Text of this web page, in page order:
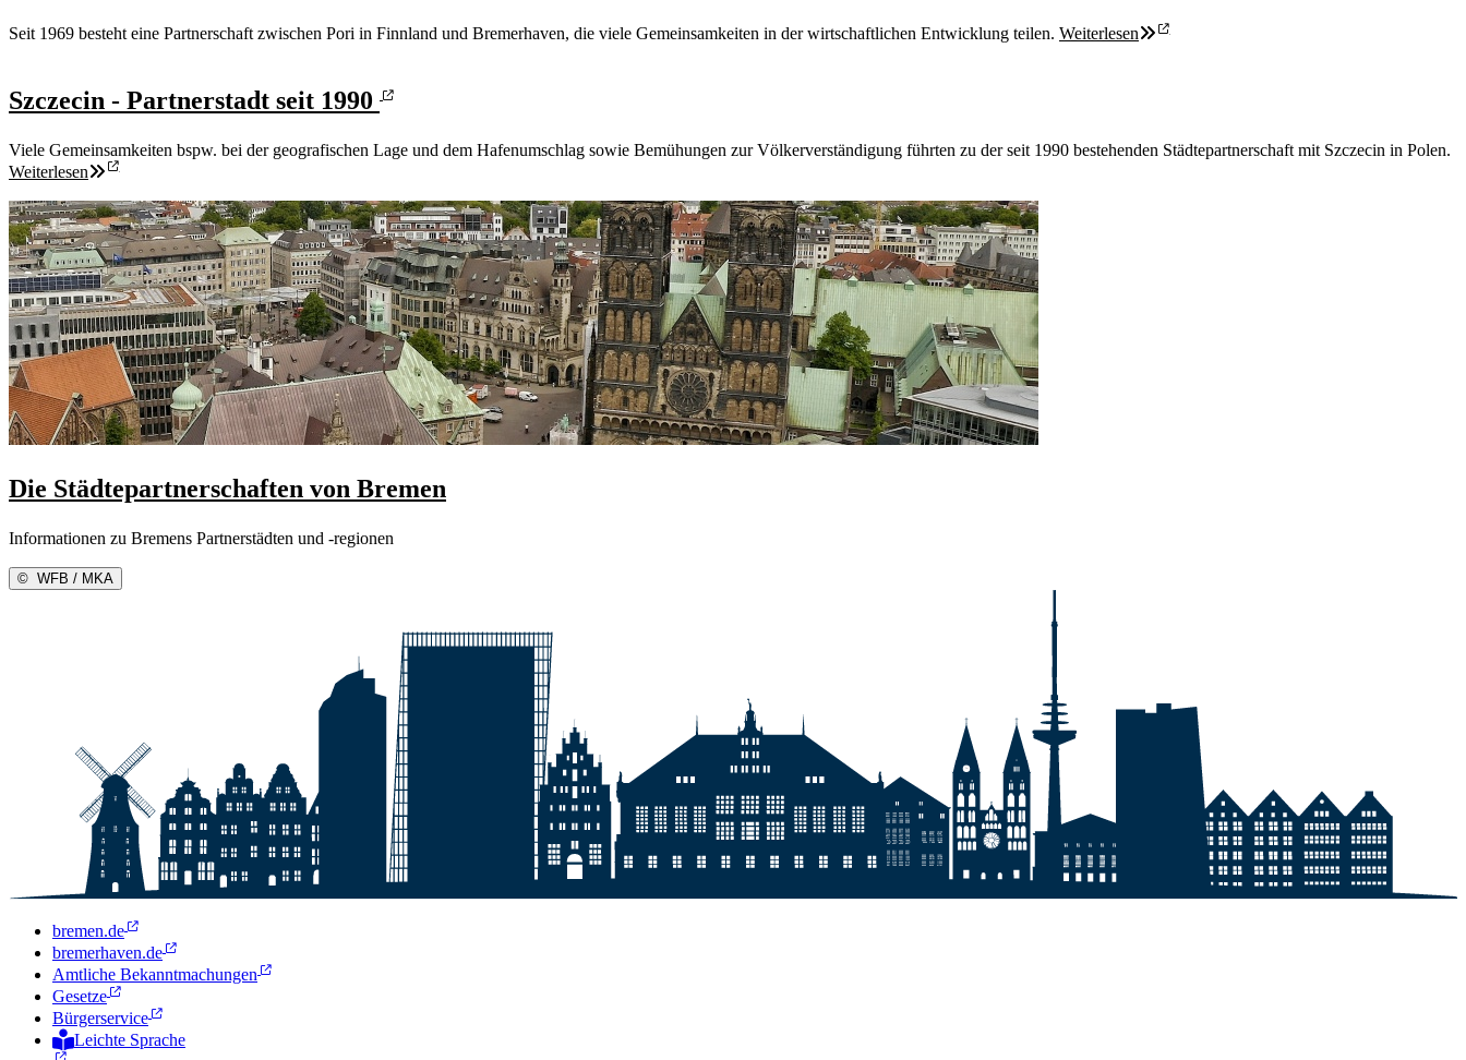
Seit 1969 besteht eine Partnerschaft zwischen Pori in Finnland und Bremerhaven, die viele Gemeinsamkeiten in der wirtschaftlichen Entwicklung teilen. Weiterlesen
Szczecin - Partnerstadt seit 1990
Viele Gemeinsamkeiten bspw. bei der geografischen Lage und dem Hafenumschlag sowie Bemühungen zur Völkerverständigung führten zu der seit 1990 bestehenden Städtepartnerschaft mit Szczecin in Polen.
Weiterlesen
Die Städtepartnerschaften von Bremen
Informationen zu Bremens Partnerstädten und -regionen
© WFB / MKA
bremen.de
bremerhaven.de
Amtliche Bekanntmachungen
Gesetze
Bürgerservice
Leichte Sprache